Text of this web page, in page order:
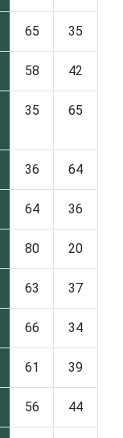
65 35
58 42
35 65
36 64
64 36
80 20
63 37
66 34
61 39
56 44